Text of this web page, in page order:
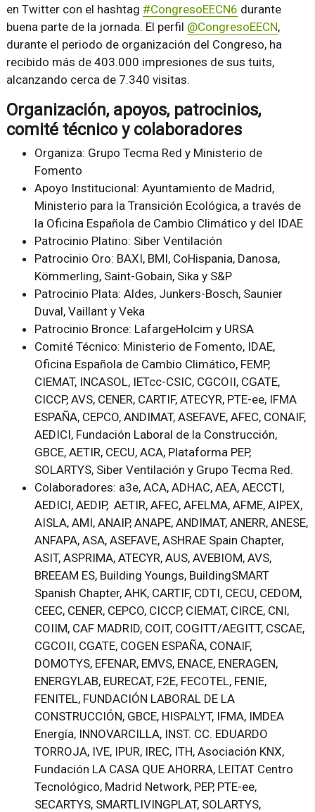
en Twitter con el hashtag #CongresoEECN6 durante
buena parte de la jornada. El perfil @CongresoEECN,
durante el periodo de organización del Congreso, ha
recibido más de 403.000 impresiones de sus tuits,
alcanzando cerca de 7.340 visitas.
Organización, apoyos, patrocinios,
comité técnico y colaboradores
Organiza: Grupo Tecma Red y Ministerio de
Fomento
Apoyo Institucional: Ayuntamiento de Madrid,
Ministerio para la Transición Ecológica, a través de
la Oficina Española de Cambio Climático y del IDAE
Patrocinio Platino: Siber Ventilación
Patrocinio Oro: BAXI, BMI, CoHispania, Danosa,
Kömmerling, Saint-Gobain, Sika y S&P
Patrocinio Plata: Aldes, Junkers-Bosch, Saunier
Duval, Vaillant y Veka
Patrocinio Bronce: LafargeHolcim y URSA
Comité Técnico: Ministerio de Fomento, IDAE,
Oficina Española de Cambio Climático, FEMP,
CIEMAT, INCASOL, IETcc-CSIC, CGCOII, CGATE,
CICCP, AVS, CENER, CARTIF, ATECYR, PTE-ee, IFMA
ESPAÑA, CEPCO, ANDIMAT, ASEFAVE, AFEC, CONAIF,
AEDICI, Fundación Laboral de la Construcción,
GBCE, AETIR, CECU, ACA, Plataforma PEP,
SOLARTYS, Siber Ventilación y Grupo Tecma Red.
Colaboradores: a3e, ACA, ADHAC, AEA, AECCTI,
AEDICI, AEDIP, AETIR, AFEC, AFELMA, AFME, AIPEX,
AISLA, AMI, ANAIP, ANAPE, ANDIMAT, ANERR, ANESE,
ANFAPA, ASA, ASEFAVE, ASHRAE Spain Chapter,
ASIT, ASPRIMA, ATECYR, AUS, AVEBIOM, AVS,
BREEAM ES, Building Youngs, BuildingSMART
Spanish Chapter, AHK, CARTIF, CDTI, CECU, CEDOM,
CEEC, CENER, CEPCO, CICCP, CIEMAT, CIRCE, CNI,
COIIM, CAF MADRID, COIT, COGITT/AEGITT, CSCAE,
CGCOII, CGATE, COGEN ESPAÑA, CONAIF,
DOMOTYS, EFENAR, EMVS, ENACE, ENERAGEN,
ENERGYLAB, EURECAT, F2E, FECOTEL, FENIE,
FENITEL, FUNDACIÓN LABORAL DE LA
CONSTRUCCIÓN, GBCE, HISPALYT, IFMA, IMDEA
Energía, INNOVARCILLA, INST. CC. EDUARDO
TORROJA, IVE, IPUR, IREC, ITH, Asociación KNX,
Fundación LA CASA QUE AHORRA, LEITAT Centro
Tecnológico, Madrid Network, PEP, PTE-ee,
SECARTYS, SMARTLIVINGPLAT, SOLARTYS,